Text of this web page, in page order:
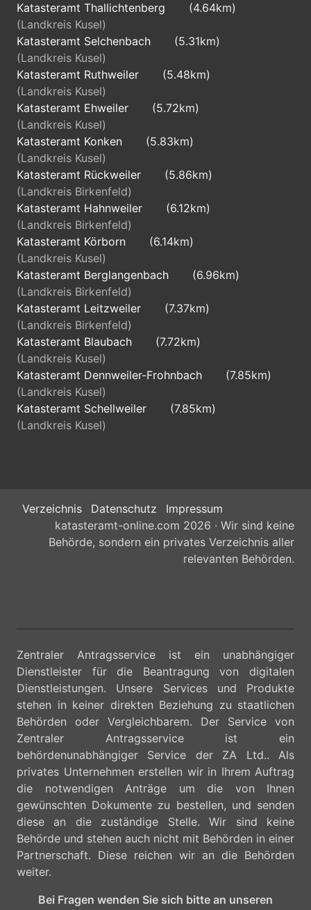
Katasteramt Thallichtenberg
(4.64km)
(Landkreis Kusel)
Katasteramt Selchenbach
(5.31km)
(Landkreis Kusel)
Katasteramt Ruthweiler
(5.48km)
(Landkreis Kusel)
Katasteramt Ehweiler
(5.72km)
(Landkreis Kusel)
Katasteramt Konken
(5.83km)
(Landkreis Kusel)
Katasteramt Rückweiler
(5.86km)
(Landkreis Birkenfeld)
Katasteramt Hahnweiler
(6.12km)
(Landkreis Birkenfeld)
Katasteramt Körborn
(6.14km)
(Landkreis Kusel)
Katasteramt Berglangenbach
(6.96km)
(Landkreis Birkenfeld)
Katasteramt Leitzweiler
(7.37km)
(Landkreis Birkenfeld)
Katasteramt Blaubach
(7.72km)
(Landkreis Kusel)
Katasteramt Dennweiler-Frohnbach
(7.85km)
(Landkreis Kusel)
Katasteramt Schellweiler
(7.85km)
(Landkreis Kusel)
Verzeichnis Datenschutz
Impressum
katasteramt-online.com 2026 · Wir sind keine
Behörde, sondern ein privates Verzeichnis aller
relevanten Behörden.
Zentraler Antragsservice ist ein unabhängiger
Dienstleister für die Beantragung von digitalen
Dienstleistungen. Unsere Services und Produkte
stehen in keiner direkten Beziehung zu staatlichen
Behörden oder Vergleichbarem. Der Service von
Zentraler Antragsservice ist ein
behördenunabhängiger Service der ZA Ltd.. Als
privates Unternehmen erstellen wir in Ihrem Auftrag
die notwendigen Anträge um die von Ihnen
gewünschten Dokumente zu bestellen, und senden
diese an die zuständige Stelle. Wir sind keine
Behörde und stehen auch nicht mit Behörden in einer
Partnerschaft. Diese reichen wir an die Behörden
weiter.
Bei Fragen wenden Sie sich bitte an unseren